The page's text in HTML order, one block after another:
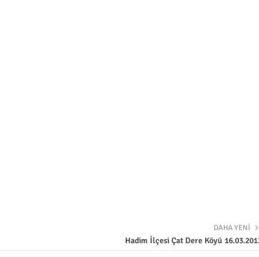
DAHA YENI
Hadim İlçesi Çat Dere Köyü